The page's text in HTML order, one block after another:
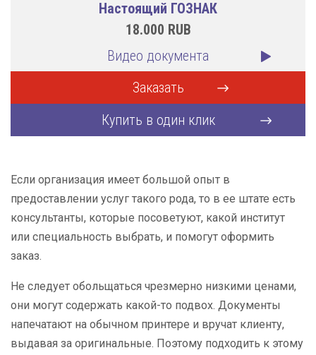
Настоящий ГОЗНАК
18.000 RUB
Видео документа
Заказать
Купить в один клик
Если организация имеет большой опыт в
предоставлении услуг такого рода, то в ее штате есть
консультанты, которые посоветуют, какой институт
или специальность выбрать, и помогут оформить
заказ.
Не следует обольщаться чрезмерно низкими ценами,
они могут содержать какой-то подвох. Документы
напечатают на обычном принтере и вручат клиенту,
выдавая за оригинальные. Поэтому подходить к этому